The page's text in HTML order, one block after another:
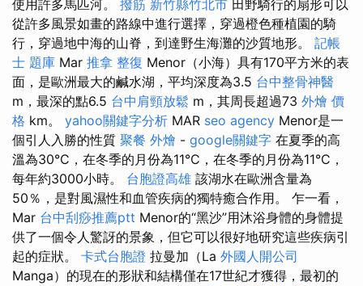
使用許多馬匹河。 撥筋 新竹縣竹北市 田野騎行的扇形可以
從許多風景如畫的路線中進行選擇，穿過橙色種植園的騎
行，穿過地中海的山脊，到達野生海灘的沙質地形。 記帳
士 題庫 Mar 推拿 整復 Menor（小海）具有170平方米的表
面，是歐洲最大的鹹水湖，平均深度為3.5 台中整骨神醫
m，最深的點6.5 台中肩頸放鬆 m，其周長超過73 外燴 價
格 km。 yahoo關鍵字分析 MAR seo agency Menor是一
個引人入勝的性質 聚餐 外燴 - google關鍵字 在夏季的高
溫為30°C，在冬季的月份為11°C，在冬季的月份為11°C，
每年約3000小時。 台胞證高雄 該湖水在歐洲含量為
50％，是對風濕性和血管疾病的獨特癒合作用。 乍一看，
Mar 台中刮痧推薦ptt Menor的“黑沙”用沐浴身體的身體提
供了一個令人驚訝的景象，但它可以很好地研究這些疾病引
起的症狀。 卡式台胞證 拉曼加（La 外國人開公司
Manga）的現在的形狀和結構僅在17世紀才獲得，最初的